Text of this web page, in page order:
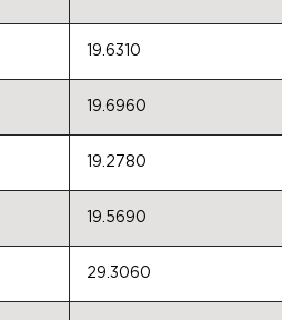
19.6310
19.6960
19.2780
19.5690
29.3060